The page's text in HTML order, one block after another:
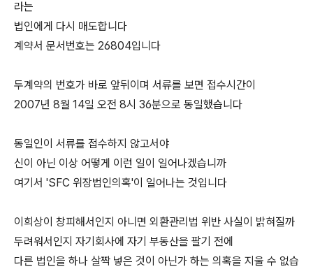
라는
법인에게 다시 매도합니다
계약서 문서번호는 26804입니다
두계약의 번호가 바로 앞뒤이며 서류를 보면 접수시간이
2007년 8월 14일 오전 8시 36분으로 동일했습니다
동일인이 서류를 접수하지 않고서야
신이 아닌 이상 어떻게 이런 일이 일어나겠습니까
여기서 'SFC 위장법인의혹'이 일어나는 것입니다
이희상이 창피해서인지 아니면 외환관리법 위반 사실이 밝혀질까
두려워서인지 자기회사에 자기 부동산을 팔기 전에
다른 법인을 하나 살짝 넣은 것이 아닌가 하는 의혹을 지울 수 없습